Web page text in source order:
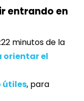
entrando en
minutos de la
orientar el
útiles, para